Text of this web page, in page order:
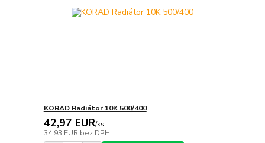
KORAD Radiátor 10K 500/400
42,97 EUR/ks
34,93 EUR bez DPH